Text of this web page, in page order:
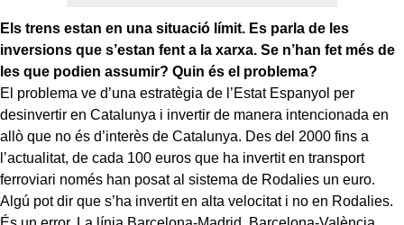
Els trens estan en una situació límit. Es parla de les
inversions que s’estan fent a la xarxa. Se n’han fet més de
les que podien assumir? Quin és el problema?
El problema ve d’una estratègia de l’Estat Espanyol per
desinvertir en Catalunya i invertir de manera intencionada en
allò que no és d’interès de Catalunya. Des del 2000 fins a
l’actualitat, de cada 100 euros que ha invertit en transport
ferroviari només han posat al sistema de Rodalies un euro.
Algú pot dir que s’ha invertit en alta velocitat i no en Rodalies.